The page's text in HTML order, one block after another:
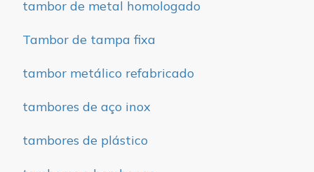
tambor de metal homologado
Tambor de tampa fixa
tambor metálico refabricado
tambores de aço inox
tambores de plástico